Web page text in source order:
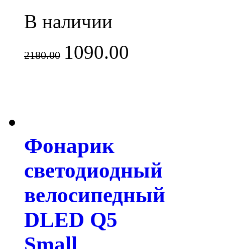
В наличии
2180.00 1090.00
Фонарик
светодиодный
велосипедный
DLED Q5